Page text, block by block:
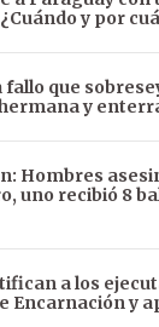
¿Cuándo y por
que
y
Hombres
uno recibió 8
a los
Encarnación y